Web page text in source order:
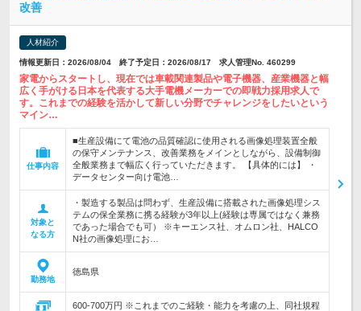
改善
人材紹介
情報更新日：2026/08/04 終了予定日：2026/08/17 求人管理No. 460299
家電からスタートし、現在では車載関連製品や電子機器、産業機器と幅
広く手がける日本を代表する大手電機メーカーでの即戦力採用求人で
す。これまでの経験を活かして新しい分野でチャレンジをしたいという
マイン…
仕事内容
■生産設備にて電池の品質確認に使用される画像処理装置全般
の保守メンテナンス、改善業務をメインとしながら、設備制御
全般業務まで幅広く行っていただきます。 【具体的には】 ・
データセンター向け電池…
対象と
なる方
・製造する製品は問わず、生産設備に搭載された画像処理シス
テムの保全業務に携る経験が3年以上(経験は専属ではなく兼務
であった場合でも可） ※キーエンス社、オムロン社、HALCO
N社の画像処理にお…
勤務地
徳島県
600-700万円 ※これまでのご経験・能力を考慮の上、同社規程